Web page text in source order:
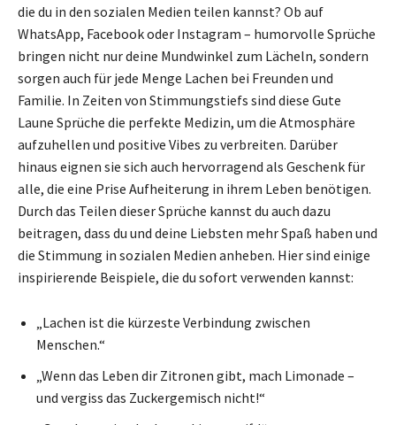
die du in den sozialen Medien teilen kannst? Ob auf
WhatsApp, Facebook oder Instagram – humorvolle Sprüche
bringen nicht nur deine Mundwinkel zum Lächeln, sondern
sorgen auch für jede Menge Lachen bei Freunden und
Familie. In Zeiten von Stimmungstiefs sind diese Gute
Laune Sprüche die perfekte Medizin, um die Atmosphäre
aufzuhellen und positive Vibes zu verbreiten. Darüber
hinaus eignen sie sich auch hervorragend als Geschenk für
alle, die eine Prise Aufheiterung in ihrem Leben benötigen.
Durch das Teilen dieser Sprüche kannst du auch dazu
beitragen, dass du und deine Liebsten mehr Spaß haben und
die Stimmung in sozialen Medien anheben. Hier sind einige
inspirierende Beispiele, die du sofort verwenden kannst:
„Lachen ist die kürzeste Verbindung zwischen
Menschen.“
„Wenn das Leben dir Zitronen gibt, mach Limonade –
und vergiss das Zuckergemisch nicht!“